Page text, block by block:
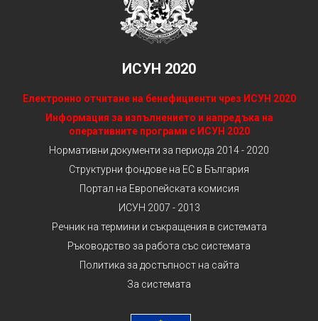
ИСУН 2020
Електронно отчитане на бенефициенти чрез ИСУН 2020
Информация за изпълнението и напредъка на
оперативните програми с ИСУН 2020
Нормативни документи за периода 2014 - 2020
Структурни фондове на ЕС в България
Портал на Европейската комисия
ИСУН 2007 - 2013
Речник на термини и съкращения в системата
Ръководство за работа със системата
Политика за достъпност на сайта
За системата